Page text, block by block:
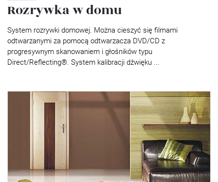
Rozrywka w domu
System rozrywki domowej. Można cieszyć się filmami
odtwarzanymi za pomocą odtwarzacza DVD/CD z
progresywnym skanowaniem i głośników typu
Direct/Reflecting®. System kalibracji dźwięku ...